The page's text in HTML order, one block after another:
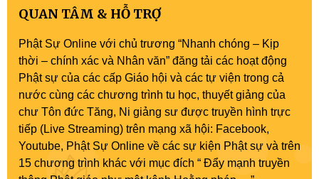
QUAN TÂM & HỖ TRỢ
Phật Sự Online với chủ trương “Nhanh chóng – Kịp
thời – chính xác và Nhân văn” đăng tải các hoạt động
Phật sự của các cấp Giáo hội và các tự viện trong cả
nước cùng các chương trình tu học, thuyết giảng của
chư Tôn đức Tăng, Ni giảng sư được truyền hình trực
tiếp (Live Streaming) trên mạng xã hội: Facebook,
Youtube, Phật Sự Online về các sự kiện Phật sự và trên
15 chương trình khác với mục đích “ Đẩy mạnh truyền